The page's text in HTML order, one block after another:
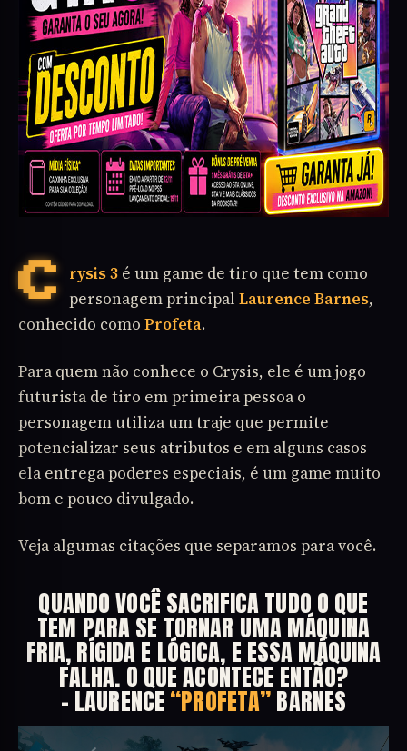
Crysis 3 é um game de tiro que tem como
personagem principal Laurence Barnes,
conhecido como Profeta.
Para quem não conhece o Crysis, ele é um jogo
futurista de tiro em primeira pessoa o
personagem utiliza um traje que permite
potencializar seus atributos e em alguns casos
ela entrega poderes especiais, é um game muito
bom e pouco divulgado.
Veja algumas citações que separamos para você.
QUANDO VOCÊ SACRIFICA TUDO O QUE
TEM PARA SE TORNAR UMA MÁQUINA
FRIA, RÍGIDA E LÓGICA, E ESSA MÁQUINA
FALHA. O QUE ACONTECE ENTÃO?
– LAURENCE “PROFETA”BARNES